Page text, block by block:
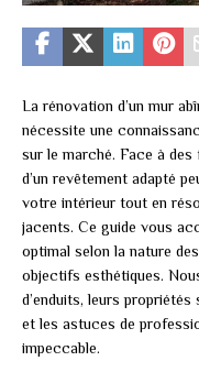
La rénovation d’un mur
nécessite une
sur le marché. Face à
d’un revêtement adapté
votre intérieur tout en
jacents. Ce guide vous
optimal selon la nature
objectifs esthétiques.
d’enduits, leurs
et les astuces de
impeccable.